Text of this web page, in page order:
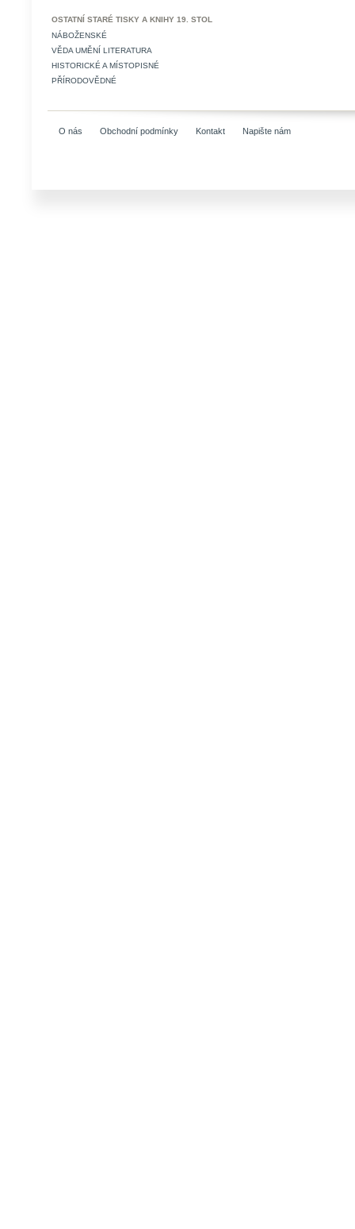
OSTATNÍ STARÉ TISKY A KNIHY 19. STOL
NÁBOŽENSKÉ
VĚDA UMĚNÍ LITERATURA
HISTORICKÉ A MÍSTOPISNÉ
PŘÍRODOVĚDNÉ
O nás Obchodní podmínky Kontakt Napište nám